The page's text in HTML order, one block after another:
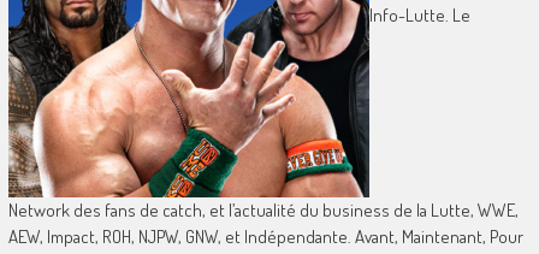
Info-Lutte. Le
Network des fans de catch, et l’actualité du business de la Lutte, WWE,
AEW, Impact, ROH, NJPW, GNW, et Indépendante. Avant, Maintenant, Pour